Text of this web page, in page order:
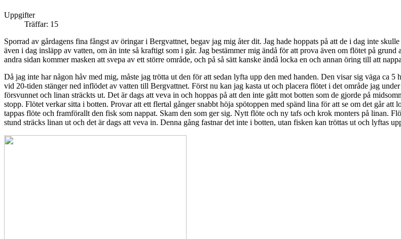
Uppgifter
Träffar: 15
Sporrad av gårdagens fina fångst av öringar i Bergvattnet, begav jag mig åter dit. Jag hade hoppats på att de i dag inte
även i dag insläpp av vatten, om än inte så kraftigt som i går. Jag bestämmer mig ändå för att prova även om flötet på
andra sidan kommer masken att svepa av ett större område, och på så sätt kanske ändå locka en och annan öring till att
Då jag inte har någon håv med mig, måste jag trötta ut den för att sedan lyfta upp den med handen. Den visar sig väga ca
vid 20-tiden stänger ned inflödet av vatten till Bergvattnet. Först nu kan jag kasta ut och placera flötet i det område jag
försvunnet och linan sträckts ut. Det är dags att veva in och hoppas på att den inte gått mot botten som de gjorde på
stopp. Flötet verkar sitta i botten. Provar att ett flertal gånger snabbt höja spötoppen med spänd lina för att se om det går
tappas flöte och framförallt den fisk som nappat. Skam den som ger sig. Nytt flöte och ny tafs och krok monters på linan.
stund sträcks linan ut och det är dags att veva in. Denna gång fastnar det inte i botten, utan fisken kan tröttas ut och lyftas